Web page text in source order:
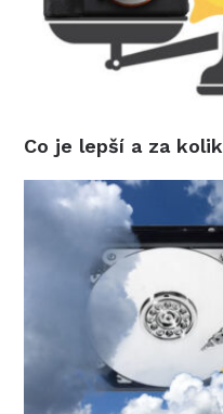
Co je lepší a za kolik